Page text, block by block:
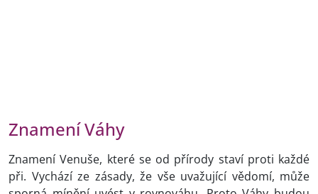
Znamení Váhy
Znamení Venuše, které se od přírody staví proti každé
při. Vychází ze zásady, že vše uvažující vědomí, může